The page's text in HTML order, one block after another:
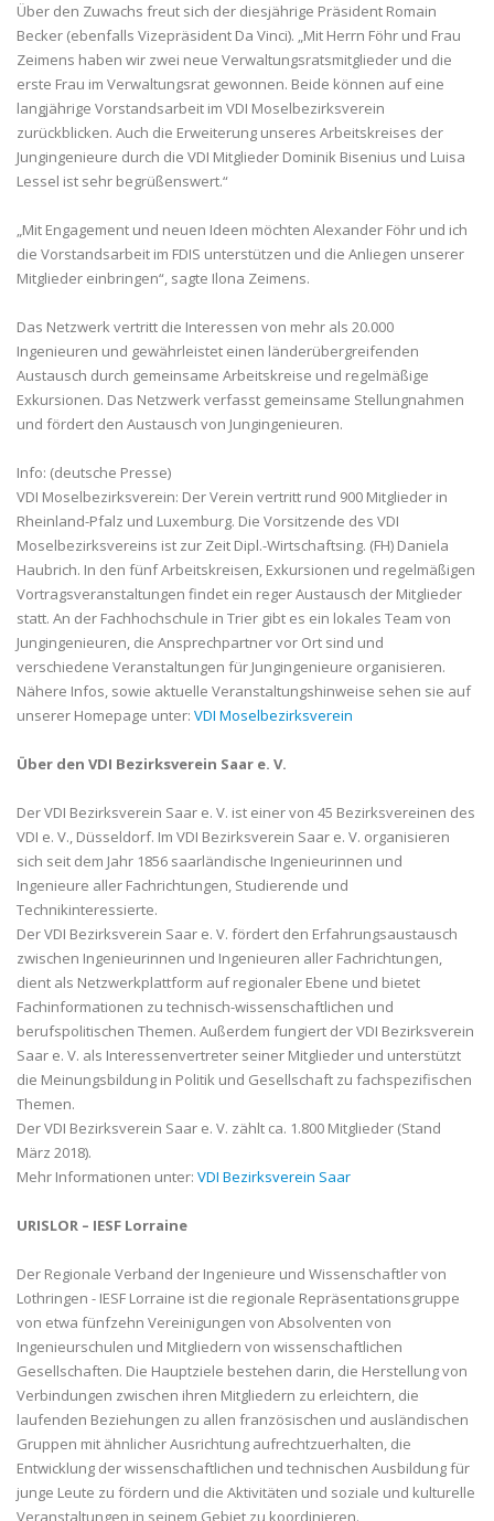
Über den Zuwachs freut sich der diesjährige Präsident Romain
Becker (ebenfalls Vizepräsident Da Vinci). „Mit Herrn Föhr und Frau
Zeimens haben wir zwei neue Verwaltungsratsmitglieder und die
erste Frau im Verwaltungsrat gewonnen. Beide können auf eine
langjährige Vorstandsarbeit im VDI Moselbezirksverein
zurückblicken. Auch die Erweiterung unseres Arbeitskreises der
Jungingenieure durch die VDI Mitglieder Dominik Bisenius und Luisa
Lessel ist sehr begrüßenswert.“
„Mit Engagement und neuen Ideen möchten Alexander Föhr und ich
die Vorstandsarbeit im FDIS unterstützen und die Anliegen unserer
Mitglieder einbringen“, sagte Ilona Zeimens.
Das Netzwerk vertritt die Interessen von mehr als 20.000
Ingenieuren und gewährleistet einen länderübergreifenden
Austausch durch gemeinsame Arbeitskreise und regelmäßige
Exkursionen. Das Netzwerk verfasst gemeinsame Stellungnahmen
und fördert den Austausch von Jungingenieuren.
Info: (deutsche Presse)
VDI Moselbezirksverein: Der Verein vertritt rund 900 Mitglieder in
Rheinland-Pfalz und Luxemburg. Die Vorsitzende des VDI
Moselbezirksvereins ist zur Zeit Dipl.-Wirtschaftsing. (FH) Daniela
Haubrich. In den fünf Arbeitskreisen, Exkursionen und regelmäßigen
Vortragsveranstaltungen findet ein reger Austausch der Mitglieder
statt. An der Fachhochschule in Trier gibt es ein lokales Team von
Jungingenieuren, die Ansprechpartner vor Ort sind und
verschiedene Veranstaltungen für Jungingenieure organisieren.
Nähere Infos, sowie aktuelle Veranstaltungshinweise sehen sie auf
unserer Homepage unter: VDI Moselbezirksverein
Über den VDI Bezirksverein Saar e. V.
Der VDI Bezirksverein Saar e. V. ist einer von 45 Bezirksvereinen des
VDI e. V., Düsseldorf. Im VDI Bezirksverein Saar e. V. organisieren
sich seit dem Jahr 1856 saarländische Ingenieurinnen und
Ingenieure aller Fachrichtungen, Studierende und
Technikinteressierte.
Der VDI Bezirksverein Saar e. V. fördert den Erfahrungsaustausch
zwischen Ingenieurinnen und Ingenieuren aller Fachrichtungen,
dient als Netzwerkplattform auf regionaler Ebene und bietet
Fachinformationen zu technisch-wissenschaftlichen und
berufspolitischen Themen. Außerdem fungiert der VDI Bezirksverein
Saar e. V. als Interessenvertreter seiner Mitglieder und unterstützt
die Meinungsbildung in Politik und Gesellschaft zu fachspezifischen
Themen.
Der VDI Bezirksverein Saar e. V. zählt ca. 1.800 Mitglieder (Stand
März 2018).
Mehr Informationen unter: VDI Bezirksverein Saar
URISLOR – IESF Lorraine
Der Regionale Verband der Ingenieure und Wissenschaftler von
Lothringen - IESF Lorraine ist die regionale Repräsentationsgruppe
von etwa fünfzehn Vereinigungen von Absolventen von
Ingenieurschulen und Mitgliedern von wissenschaftlichen
Gesellschaften. Die Hauptziele bestehen darin, die Herstellung von
Verbindungen zwischen ihren Mitgliedern zu erleichtern, die
laufenden Beziehungen zu allen französischen und ausländischen
Gruppen mit ähnlicher Ausrichtung aufrechtzuerhalten, die
Entwicklung der wissenschaftlichen und technischen Ausbildung für
junge Leute zu fördern und die Aktivitäten und soziale und kulturelle
Veranstaltungen in seinem Gebiet zu koordinieren.